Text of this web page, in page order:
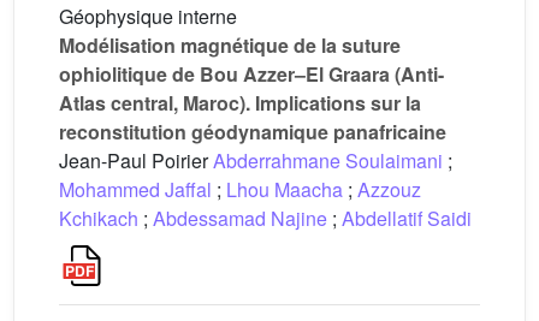
Géophysique interne
Modélisation magnétique de la suture
ophiolitique de Bou Azzer–El Graara (Anti-
Atlas central, Maroc). Implications sur la
reconstitution géodynamique panafricaine
Jean-Paul PoirierAbderrahmane Soulaimani ;
Mohammed Jaffal ; Lhou Maacha ; Azzouz
Kchikach ; Abdessamad Najine ; Abdellatif Saidi